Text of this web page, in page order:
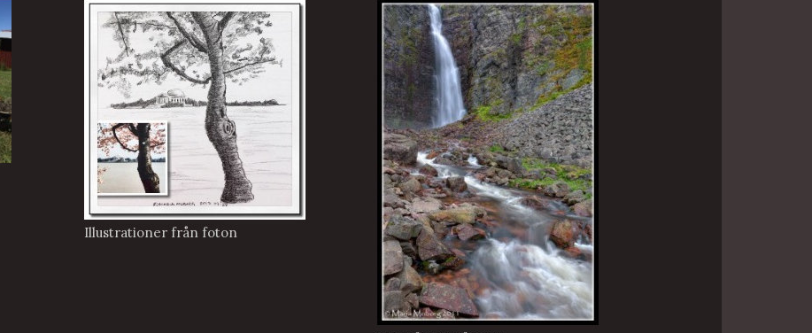
Illustrationer från foton